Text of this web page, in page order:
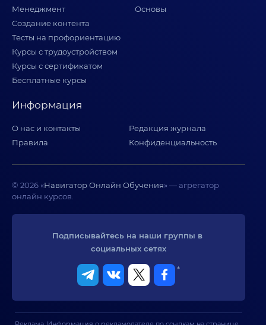
Менеджмент
Создание контента
Тесты на профориентацию
Курсы с трудоустройством
Курсы с сертификатом
Бесплатные курсы
Основы
Информация
О нас и контакты
Редакция журнала
Правила
Конфиденциальность
© 2026 «Навигатор Онлайн Обучения» — агрегатор
онлайн курсов.
Подписывайтесь на наши группы в
социальных сетях
*